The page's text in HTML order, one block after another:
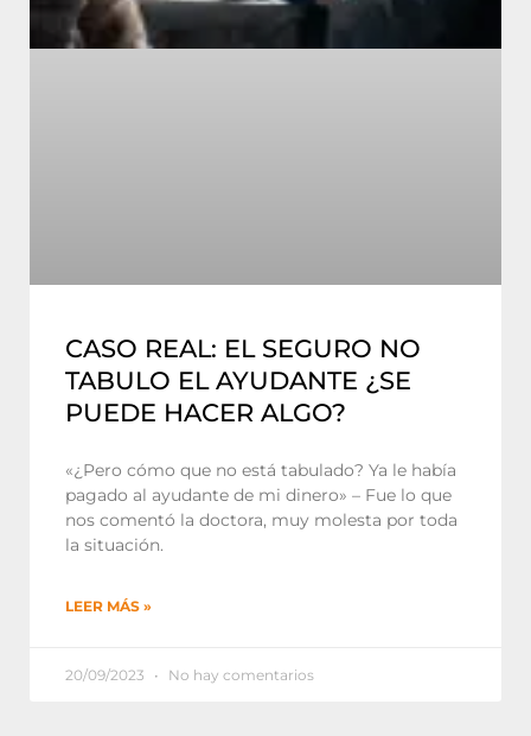
CASO REAL: EL SEGURO NO
TABULO EL AYUDANTE ¿SE
PUEDE HACER ALGO?
«¿Pero cómo que no está tabulado? Ya le había
pagado al ayudante de mi dinero» – Fue lo que
nos comentó la doctora, muy molesta por toda
la situación.
LEER MÁS »
20/09/2023 No hay comentarios